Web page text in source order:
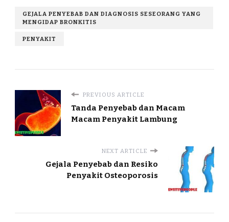
GEJALA PENYEBAB DAN DIAGNOSIS SESEORANG YANG
MENGIDAP BRONKITIS
PENYAKIT
PREVIOUS ARTICLE
Tanda Penyebab dan Macam
Macam Penyakit Lambung
NEXT ARTICLE
Gejala Penyebab dan Resiko
Penyakit Osteoporosis